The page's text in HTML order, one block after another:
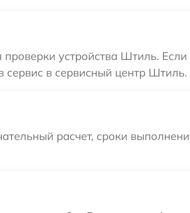
устройства Штиль. Если
сервис в сервисный центр Штиль.
расчет, сроки